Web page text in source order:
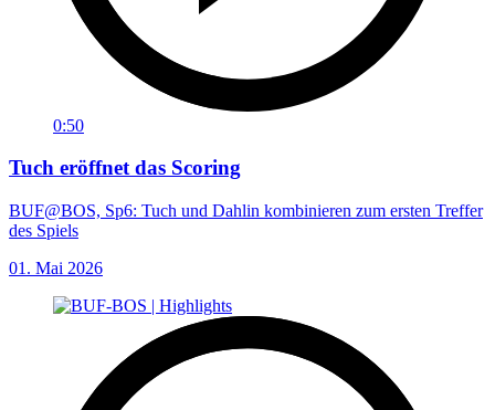
0:50
Tuch eröffnet das Scoring
BUF@BOS, Sp6: Tuch und Dahlin kombinieren zum ersten Treffer
des Spiels
01. Mai 2026